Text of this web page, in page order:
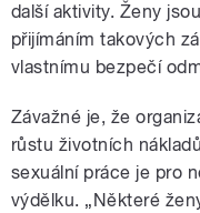
další aktivity. Ženy
přijímáním takových
vlastnímu bezpečí
Závažné je, že
růstu životních
sexuální práce je pro
výdělku. „Některé